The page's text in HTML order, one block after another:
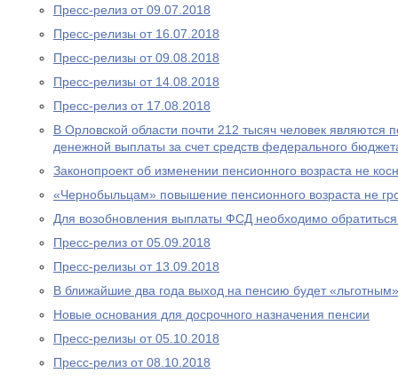
Пресс-релиз от 09.07.2018
Пресс-релизы от 16.07.2018
Пресс-релизы от 09.08.2018
Пресс-релизы от 14.08.2018
Пресс-релиз от 17.08.2018
В Орловской области почти 212 тысяч человек являются
денежной выплаты за счет средств федерального
Законопроект об изменении пенсионного возраста не
«Чернобыльцам» повышение пенсионного возраста не
Для возобновления выплаты ФСД необходимо
Пресс-релиз от 05.09.2018
Пресс-релизы от 13.09.2018
В ближайшие два года выход на пенсию будет «льготным»
Новые основания для досрочного назначения пенсии
Пресс-релизы от 05.10.2018
Пресс-релиз от 08.10.2018